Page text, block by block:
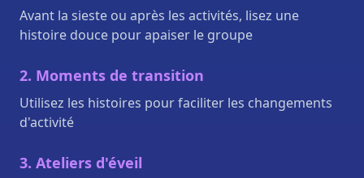
Avant la sieste ou après les activités, lisez une
histoire douce pour apaiser le groupe
2. Moments de transition
Utilisez les histoires pour faciliter les changements
d'activité
3. Ateliers d'éveil